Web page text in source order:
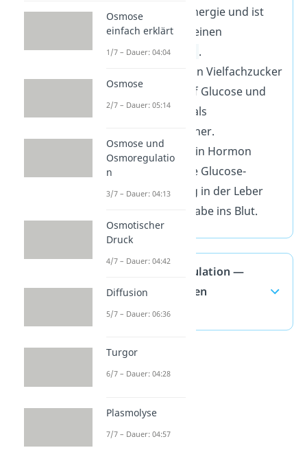
Sie gibt dir Energie und ist
wichtig für deinen
Stoffwechsel .
= ein Vielfachzucker
Es basiert auf Glucose und
funktioniert als
Energiespeicher.
Glucagon
= ein Hormon
Es fördert die Glucose-
Umwandlung in der Leber
und ihre Abgabe ins Blut.
Blutzuckerregulation —
häufigste Fragen
(ausklappen)
Osmose
einfach erklärt
1/7 – Dauer: 04:04
Osmose
2/7 – Dauer: 05:14
Osmose und
Osmoregulatio
n
3/7 – Dauer: 04:13
Osmotischer
Druck
4/7 – Dauer: 04:42
Diffusion
5/7 – Dauer: 06:36
Turgor
6/7 – Dauer: 04:28
Plasmolyse
7/7 – Dauer: 04:57